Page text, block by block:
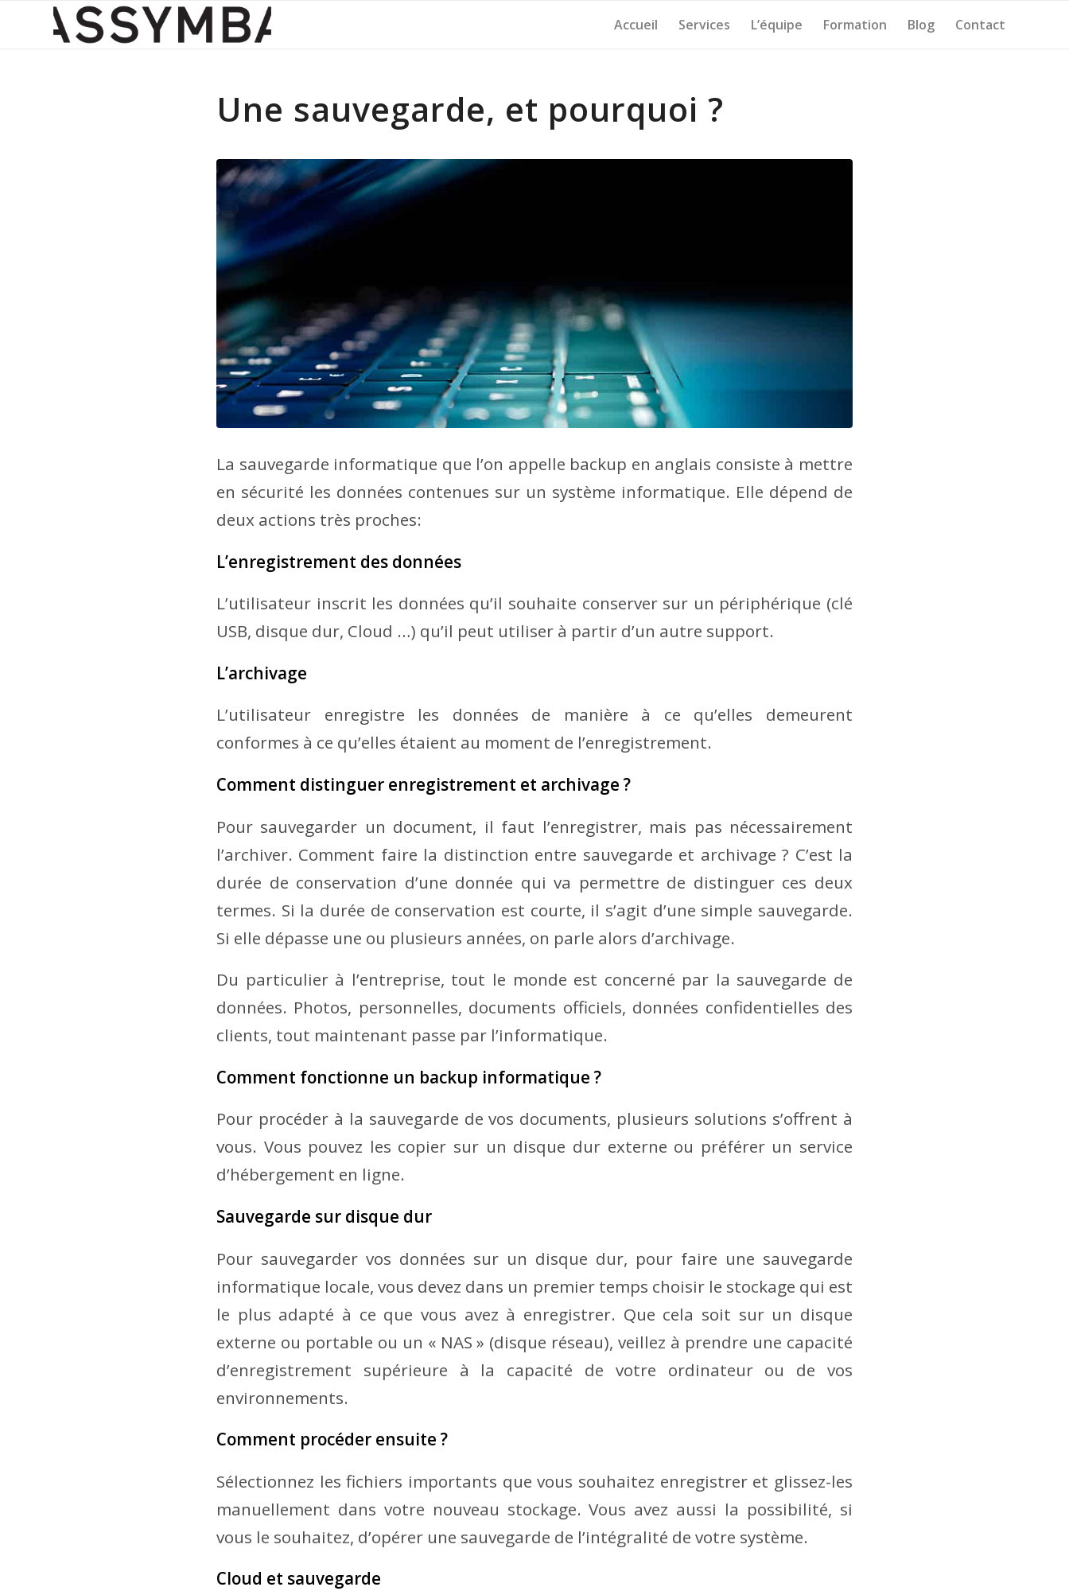
Accueil Services L’équipe Formation Blog Contact
Une sauvegarde, et pourquoi ?
La sauvegarde informatique que l’on appelle backup en anglais consiste à mettre
en sécurité les données contenues sur un système informatique. Elle dépend de
deux actions très proches:
L’enregistrement des données
L’utilisateur inscrit les données qu’il souhaite conserver sur un périphérique (clé
USB, disque dur, Cloud …) qu’il peut utiliser à partir d’un autre support.
L’archivage
L’utilisateur enregistre les données de manière à ce qu’elles demeurent
conformes à ce qu’elles étaient au moment de l’enregistrement.
Comment distinguer enregistrement et archivage ?
Pour sauvegarder un document, il faut l’enregistrer, mais pas nécessairement
l’archiver. Comment faire la distinction entre sauvegarde et archivage ? C’est la
durée de conservation d’une donnée qui va permettre de distinguer ces deux
termes. Si la durée de conservation est courte, il s’agit d’une simple sauvegarde.
Si elle dépasse une ou plusieurs années, on parle alors d’archivage.
Du particulier à l’entreprise, tout le monde est concerné par la sauvegarde de
données. Photos, personnelles, documents officiels, données confidentielles des
clients, tout maintenant passe par l’informatique.
Comment fonctionne un backup informatique ?
Pour procéder à la sauvegarde de vos documents, plusieurs solutions s’offrent à
vous. Vous pouvez les copier sur un disque dur externe ou préférer un service
d’hébergement en ligne.
Sauvegarde sur disque dur
Pour sauvegarder vos données sur un disque dur, pour faire une sauvegarde
informatique locale, vous devez dans un premier temps choisir le stockage qui est
le plus adapté à ce que vous avez à enregistrer. Que cela soit sur un disque
externe ou portable ou un « NAS » (disque réseau), veillez à prendre une capacité
d’enregistrement supérieure à la capacité de votre ordinateur ou de vos
environnements.
Comment procéder ensuite ?
Sélectionnez les fichiers importants que vous souhaitez enregistrer et glissez-les
manuellement dans votre nouveau stockage. Vous avez aussi la possibilité, si
vous le souhaitez, d’opérer une sauvegarde de l’intégralité de votre système.
Cloud et sauvegarde